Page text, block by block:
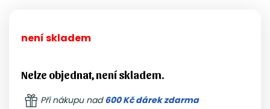
není skladem
Nelze objednat, není skladem.
Při nákupu nad600 Kč dárek zdarma